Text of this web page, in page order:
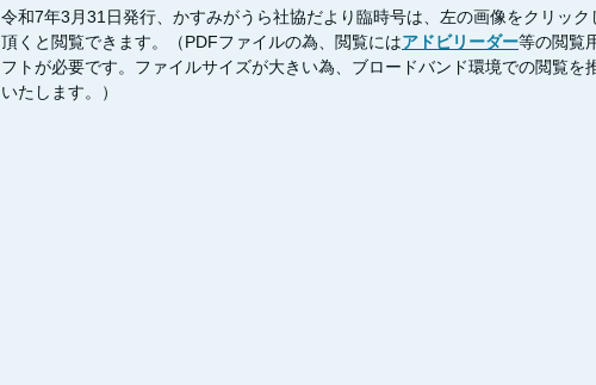
令和7年3月31日発行、かすみがうら社協だより臨時号は、左の画像をクリック
頂くと閲覧できます。（PDFファイルの為、閲覧にはアドビリーダー等の閲覧
フトが必要です。ファイルサイズが大きい為、ブロードバンド環境での閲覧を
いたします。）